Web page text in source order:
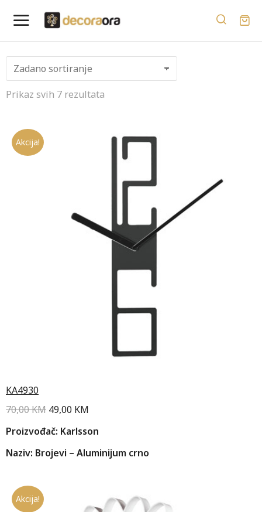
Prikaz svih 7 rezultata
Akcija!
KA4930
70,00KM 49,00 KM
Proizvođač: Karlsson
Naziv: Brojevi – Aluminijum crno
Akcija!